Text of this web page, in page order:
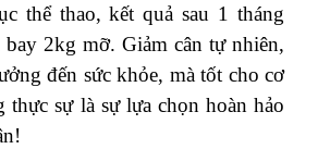
thể thao, kết quả sau 1 tháng
bay 2kg mỡ. Giảm cân tự nhiên,
đến sức khỏe, mà tốt cho cơ
thực sự là sự lựa chọn hoàn hảo